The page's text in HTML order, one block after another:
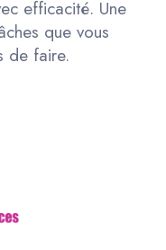
efficacité. Une
que vous
de faire.